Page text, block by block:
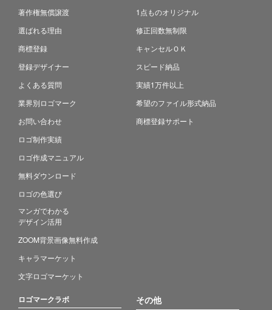
著作権無償譲渡
選ばれる理由
商標登録
登録デザイナー
よくある質問
業界別ロゴマーク
お問い合わせ
ロゴ制作実績
ロゴ作成マニュアル
無料ダウンロード
ロゴの色選び
マンガでわかる
デザイン活用
ZOOM背景画像無料作成
キャラマーケット
文字ロゴマーケット
1点ものオリジナル
修正回数無制限
キャンセルＯＫ
スピード納品
実績1万件以上
希望のファイル形式納品
商標登録サポート
ロゴマークラボ その他